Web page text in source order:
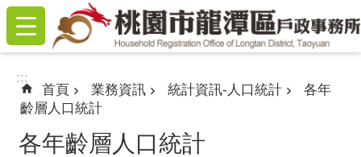
跳到主要內容區塊
:::
:::
首頁 業務資訊 統計資訊-人口統計
各年
齡層人口統計
各年齡層人口統計